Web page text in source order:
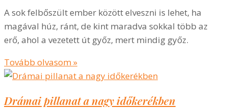
A sok felbőszült ember között elveszni is lehet, ha
magával húz, ránt, de kint maradva sokkal több az
erő, ahol a vezetett út győz, mert mindig győz.
Tovább olvasom »
Drámai pillanat a nagy időkerékben